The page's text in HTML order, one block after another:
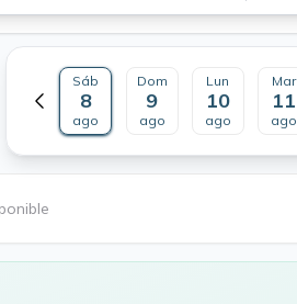
Sáb
8
ago
Dom
9
ago
Lun
10
ago
Mar
11
ago